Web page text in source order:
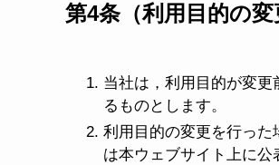
第4条（利用目的の変
当社は，利用目的が変
るものとします。
利用目的の変更を行っ
は本ウェブサイト上に公